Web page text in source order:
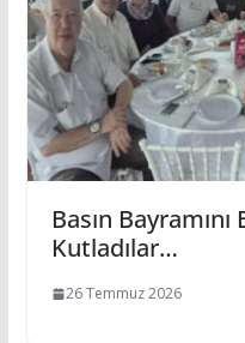
Basın
Kutladılar…
26 Temmuz 2026